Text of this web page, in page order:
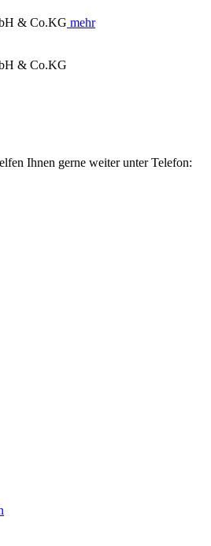
& Co.KG mehr
& Co.KG
Ihnen gerne weiter unter Telefon: